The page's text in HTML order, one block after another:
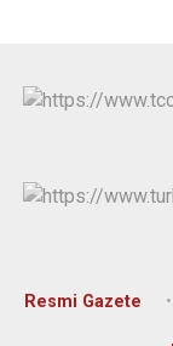
Resmi Gazete